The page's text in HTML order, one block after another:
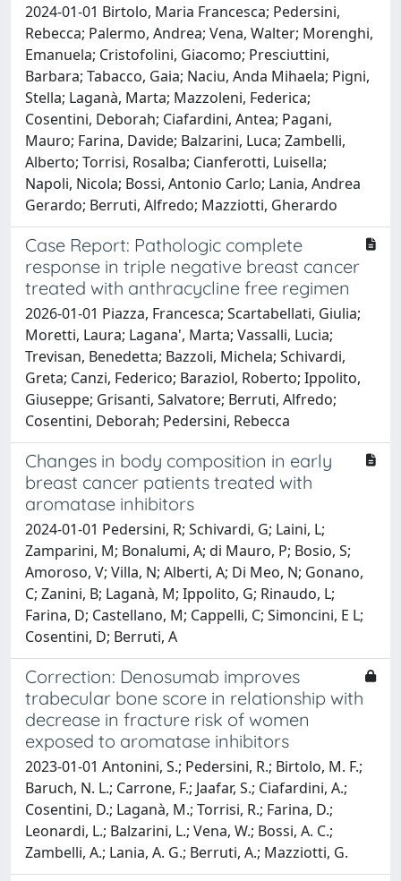
2024-01-01 Birtolo, Maria Francesca; Pedersini,
Rebecca; Palermo, Andrea; Vena, Walter; Morenghi,
Emanuela; Cristofolini, Giacomo; Presciuttini,
Barbara; Tabacco, Gaia; Naciu, Anda Mihaela; Pigni,
Stella; Laganà, Marta; Mazzoleni, Federica;
Cosentini, Deborah; Ciafardini, Antea; Pagani,
Mauro; Farina, Davide; Balzarini, Luca; Zambelli,
Alberto; Torrisi, Rosalba; Cianferotti, Luisella;
Napoli, Nicola; Bossi, Antonio Carlo; Lania, Andrea
Gerardo; Berruti, Alfredo; Mazziotti, Gherardo
Case Report: Pathologic complete
response in triple negative breast cancer
treated with anthracycline free regimen
2026-01-01 Piazza, Francesca; Scartabellati, Giulia;
Moretti, Laura; Lagana', Marta; Vassalli, Lucia;
Trevisan, Benedetta; Bazzoli, Michela; Schivardi,
Greta; Canzi, Federico; Baraziol, Roberto; Ippolito,
Giuseppe; Grisanti, Salvatore; Berruti, Alfredo;
Cosentini, Deborah; Pedersini, Rebecca
Changes in body composition in early
breast cancer patients treated with
aromatase inhibitors
2024-01-01 Pedersini, R; Schivardi, G; Laini, L;
Zamparini, M; Bonalumi, A; di Mauro, P; Bosio, S;
Amoroso, V; Villa, N; Alberti, A; Di Meo, N; Gonano,
C; Zanini, B; Laganà, M; Ippolito, G; Rinaudo, L;
Farina, D; Castellano, M; Cappelli, C; Simoncini, E L;
Cosentini, D; Berruti, A
Correction: Denosumab improves
trabecular bone score in relationship with
decrease in fracture risk of women
exposed to aromatase inhibitors
2023-01-01 Antonini, S.; Pedersini, R.; Birtolo, M. F.;
Baruch, N. L.; Carrone, F.; Jaafar, S.; Ciafardini, A.;
Cosentini, D.; Laganà, M.; Torrisi, R.; Farina, D.;
Leonardi, L.; Balzarini, L.; Vena, W.; Bossi, A. C.;
Zambelli, A.; Lania, A. G.; Berruti, A.; Mazziotti, G.